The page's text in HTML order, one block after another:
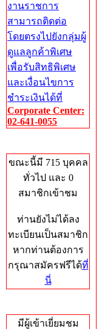
งานราชการ
สามารถติดต่อ
โดยตรงไปยังกลุ่มผู้
ดูแลลูกค้าพิเศษ
เพื่อรับสิทธิพิเศษ
และเงื่อนไขการ
ชำระเงินได้ที่
Corporate Center:
02-641-0055
ขณะนี้มี 715 บุคคล
ทั่วไป และ 0
สมาชิกเข้าชม
ท่านยังไม่ได้ลง
ทะเบียนเป็นสมาชิก
หากท่านต้องการ
กรุณาสมัครฟรีได้ที่
นี่
มีผู้เข้าเยี่ยมชม